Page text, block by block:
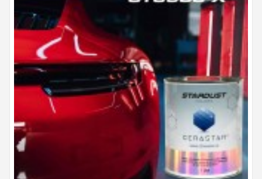
Lacuri transparente
pentru jante de
motociclete: tehnici și
diferite opțiuni
Posibilitățile în ceea ce privește efectele și culorile
sunt nelimitate: orice culoare specială din
catalogul nostru poate fi realizată, oricât de
puternică și de subțire ar fi aceasta, deoarece
este întotdeauna necesar să se aplice un finisaj
lucios, rezistent ca strat final.
Iată regulile pentru a garanta aderența și
durabilitatea stratului transparent: